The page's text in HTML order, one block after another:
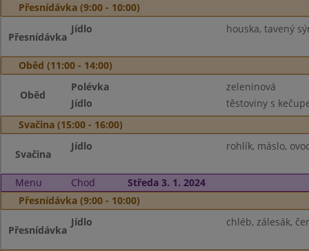
Přesnídávka (9:00 - 10:00)
Přesnídávka
Jídlo houska, tavený
Oběd (11:00 - 14:00)
Oběd
Polévka
zeleninová
Jídlo
těstoviny s
Svačina (15:00 - 16:00)
Svačina
Jídlo rohlík, máslo,
Menu Chod
Středa 3. 1. 2024
Přesnídávka (9:00 - 10:00)
Přesnídávka
Jídlo chléb, zálesák,